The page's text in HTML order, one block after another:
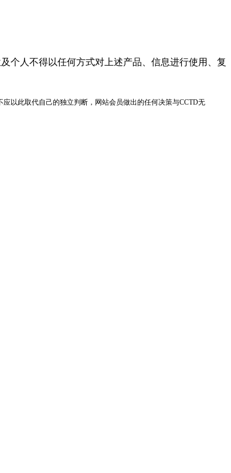
个人不得以任何方式对上述产品、信息进行使用、复
以此取代自己的独立判断，网站会员做出的任何决策与CCTD无